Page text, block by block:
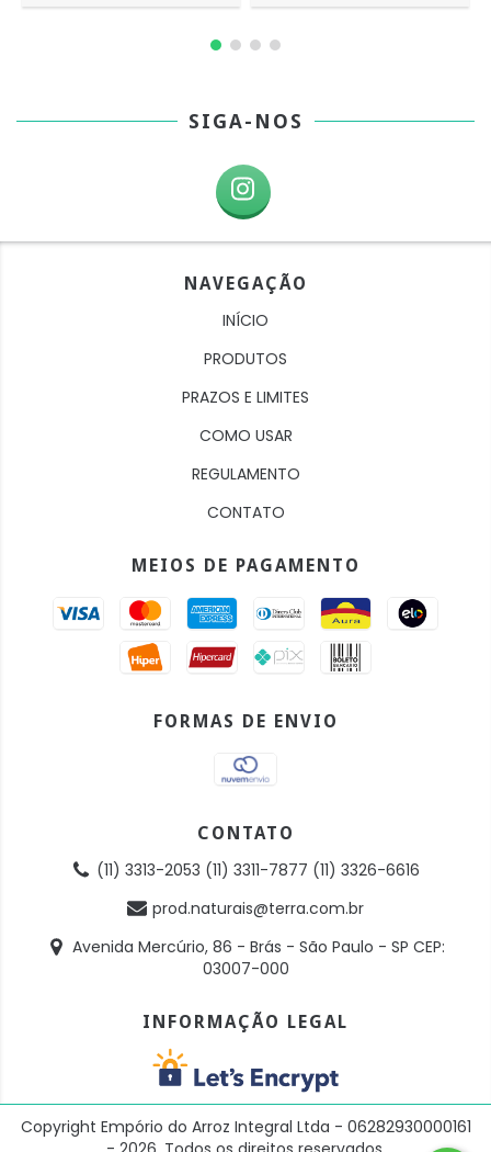
SIGA-NOS
NAVEGAÇÃO
INÍCIO
PRODUTOS
PRAZOS E LIMITES
COMO USAR
REGULAMENTO
CONTATO
MEIOS DE PAGAMENTO
FORMAS DE ENVIO
CONTATO
(11) 3313-2053 (11) 3311-7877 (11) 3326-6616
prod.naturais@terra.com.br
Avenida Mercúrio, 86 - Brás - São Paulo - SP CEP:
03007-000
INFORMAÇÃO LEGAL
Copyright Empório do Arroz Integral Ltda - 06282930000161